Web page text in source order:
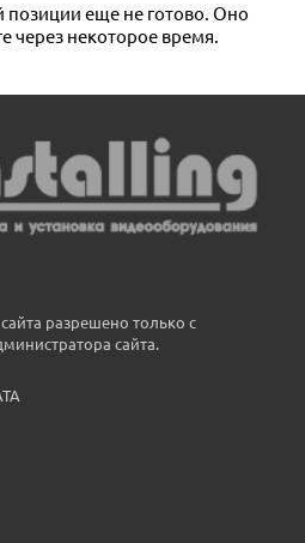
позиции еще не готово. Оно
через некоторое время.
разрешено только с
сайта.